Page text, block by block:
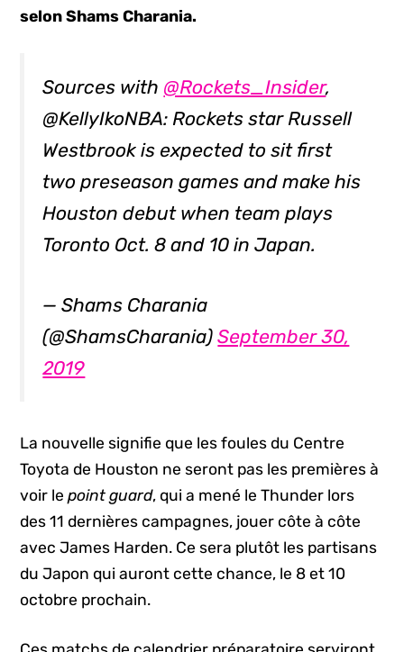
selon Shams Charania.
Sources with @Rockets_Insider,
@KellyIkoNBA: Rockets star Russell
Westbrook is expected to sit first
two preseason games and make his
Houston debut when team plays
Toronto Oct. 8 and 10 in Japan.
— Shams Charania
(@ShamsCharania)September 30,
2019
La nouvelle signifie que les foules du Centre
Toyota de Houston ne seront pas les premières à
voir lepoint guard, qui a mené le Thunder lors
des 11 dernières campagnes, jouer côte à côte
avec James Harden. Ce sera plutôt les partisans
du Japon qui auront cette chance, le 8 et 10
octobre prochain.